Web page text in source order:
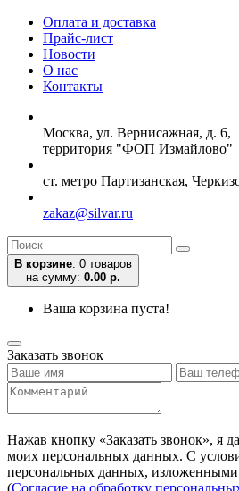
Оплата и доставка
Прайс-лист
Новости
О нас
Контакты
Москва, ул. Вернисажная, д. 6,
территория "ФОП Измайлово"
ст. метро Партизанская,
zakaz@silvar.ru
В корзине: 0 товаров
на сумму: 0.00 р.
Ваша корзина пуста!
Заказать звонок
Нажав кнопку «Заказать звонок», я
моих персональных данных. С
персональных данных, изложенными
(Согласие на обработку